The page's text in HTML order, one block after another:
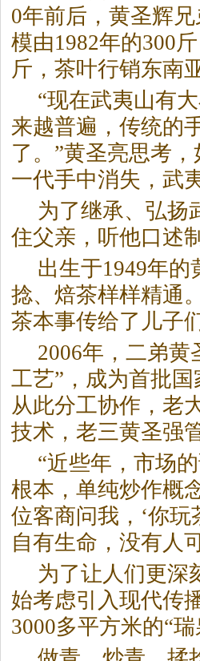
0年前后，黄圣辉
模由1982年的300
斤，茶叶行销东南
“现在武夷山有
来越普遍，传统的
了。”黄圣亮思考
一代手中消失，武
为了继承、弘扬
住父亲，听他口述
出生于1949年
捻、焙茶样样精通
茶本事传给了儿子们
2006年，二弟黄
工艺”，成为首批
从此分工协作，老
技术，老三黄圣强
“近些年，市场
根本，单纯炒作概
位客商问我，‘你
自有生命，没有人
为了让人们更深
始考虑引入现代传
3000多平方米的“